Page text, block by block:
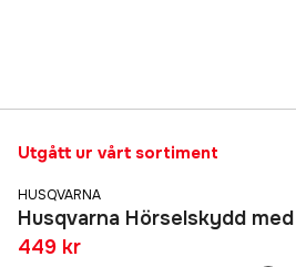
Utgått ur vårt sortiment
HUSQVARNA
Husqvarna Hörselskydd
449 kr